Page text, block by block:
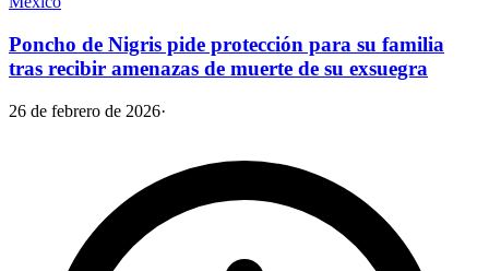
Poncho de Nigris pide protección para su familia
tras recibir amenazas de muerte de su exsuegra
26 de febrero de 2026·